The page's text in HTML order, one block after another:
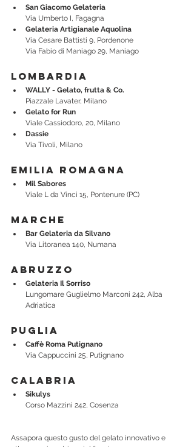
San Giacomo Gelateria
Via Umberto I, Fagagna
Gelateria Artigianale Aquolina
Via Cesare Battisti 9, Pordenone
Via Fabio di Maniago 29, Maniago
Lombardia
WALLY - Gelato, frutta & Co.
Piazzale Lavater, Milano
Gelato for Run
Viale Cassiodoro, 20, Milano
Dassie
Via Tivoli, Milano
Emilia Romagna
Mil Sabores
Viale L da Vinci 15, Pontenure (PC)
Marche
Bar Gelateria da Silvano
Via Litoranea 140, Numana
Abruzzo
Gelateria Il Sorriso
Lungomare Guglielmo Marconi 242, Alba
Adriatica
Puglia
Caffè Roma Putignano
Via Cappuccini 25, Putignano
Calabria
Sikulys
Corso Mazzini 242, Cosenza
Assapora questo gusto del gelato innovativo e